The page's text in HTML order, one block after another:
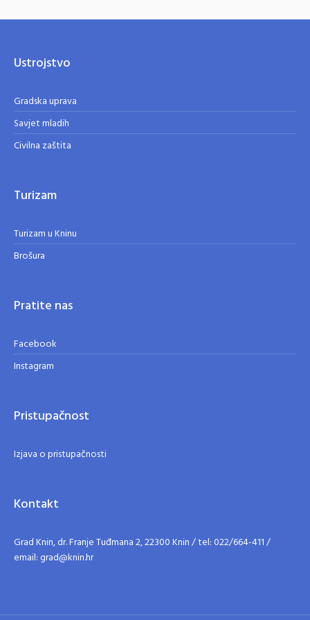
Ustrojstvo
Gradska uprava
Savjet mladih
Civilna zaštita
Turizam
Turizam u Kninu
Brošura
Pratite nas
Facebook
Instagram
Pristupačnost
Izjava o pristupačnosti
Kontakt
Grad Knin, dr. Franje Tuđmana 2, 22300 Knin / tel: 022/664-411 /
email: grad@knin.hr